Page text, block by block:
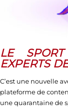
LE
EXPERTS
C’est une nouvelle
plateforme de
une quarantaine de